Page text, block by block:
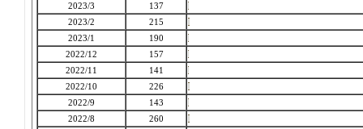
2023/3
137
2023/2
215
2023/1
190
2022/12
157
2022/11
141
2022/10
226
2022/9
143
2022/8
260